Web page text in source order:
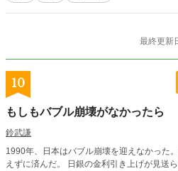
最終更新
10
もしもバブル崩壊がなかったら
鈴武謙
1990年、日本はバブル崩壊を迎えなかった
えずに済んだ。 日銀の金利引き上げが見送